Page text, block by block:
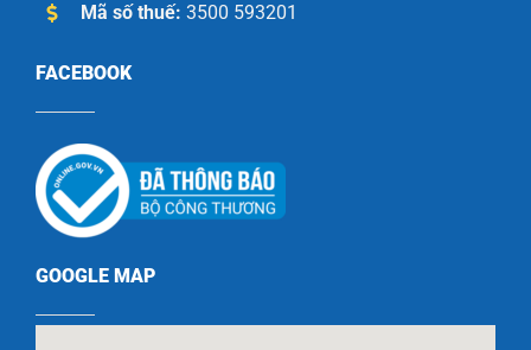
Mã số thuế: 3500 593201
FACEBOOK
GOOGLE MAP